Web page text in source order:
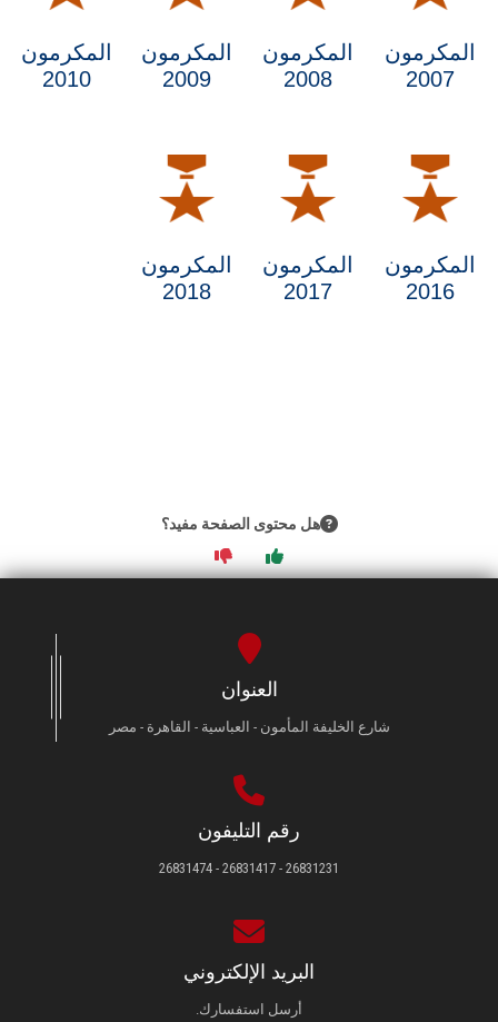
المكرمون
2010
المكرمون
2009
المكرمون
2008
المكرمون
2007
المكرمون
2018
المكرمون
2017
المكرمون
2016
هل محتوى الصفحة مفيد؟
العنوان
شارع الخليفة المأمون - العباسية - القاهرة - مصر
رقم التليفون
26831231 - 26831417 - 26831474
البريد الإلكتروني
أرسل استفسارك.